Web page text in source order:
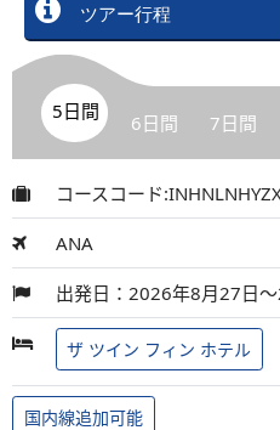
ツアー行程
5日間 6日間 7日間
コースコード
ANA
出発日：2026年8月27日
ザ ツイン フィン ホテル
国内線追加可能